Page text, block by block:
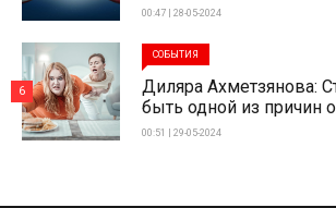
00:47 | 28-05-2024
СОБЫТИЯ
Диляра Ахметзянова:
быть одной из причин
00:51 | 29-05-2024
6